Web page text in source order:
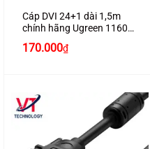
Cáp DVI 24+1 dài 1,5m
chính hãng Ugreen 11606
170.000₫